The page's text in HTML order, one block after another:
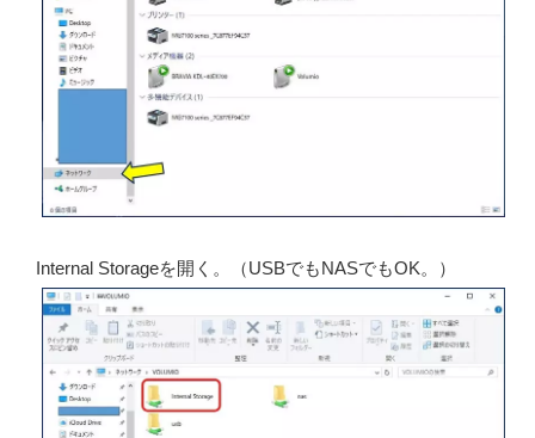
Internal Storageを開く。（USBでもNASでもOK。）